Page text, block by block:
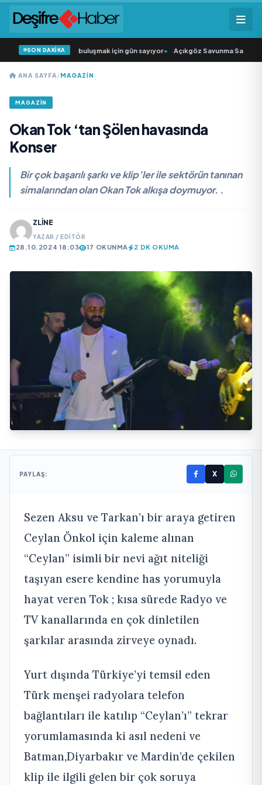
SON DAKİKA
seyircisiyle buluşmak için gün sayıyor• Açıkgöz Savunma Sanayi AŞ
ANA SAYFA/MAGAZIN
MAGAZIN
Okan Tok ‘tan Şölen havasında
Konser
Bir çok başarılı şarkı ve klip’ler ile sektörün tanınan
simalarından olan Okan Tok alkışa doymuyor. .
ZLINE
YAZAR / EDITÖR
28.10.2024 18:03 17 OKUNMA 2 DK OKUMA
PAYLAŞ: X
Sezen Aksu ve Tarkan’ı bir araya getiren
Ceylan Önkol için kaleme alınan
“Ceylan” isimli bir nevi ağıt niteliği
taşıyan esere kendine has yorumuyla
hayat veren Tok ; kısa sürede Radyo ve
TV kanallarında en çok dinletilen
şarkılar arasında zirveye oynadı.
Yurt dışında Türkiye’yi temsil eden
Türk menşei radyolara telefon
bağlantıları ile katılıp “Ceylan’ı” tekrar
yorumlamasında ki asıl nedeni ve
Batman,Diyarbakır ve Mardin’de çekilen
klip ile ilgili gelen bir çok soruya